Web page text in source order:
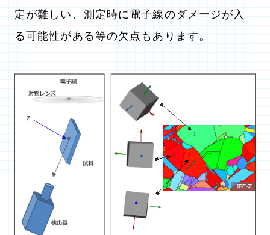
定が難しい、測定時に電子線のダメージが入
る可能性がある等の欠点もあります。